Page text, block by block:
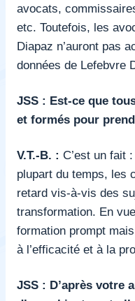
avocats,
etc. Toutefois, les
Diapaz n’auront pas
données de Lefebvre
JSS : Est-ce que
et formés pour
V.T.-B. : C’est un fait
plupart du temps, les
retard vis-à-vis des
transformation. En
formation prompt
à l’efficacité et à la
JSS : D’après votre